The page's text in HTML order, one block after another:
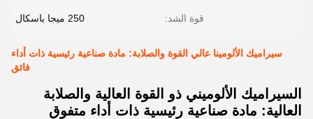
قوة الشد: 250 ميجا باسكال
سيراميك الألومينا عالي القوة والصلابة: مادة صناعية رئيسية ذات أداء
فائق
السيراميك الألوميني ذو القوة العالية والصلابة
العالية: مادة صناعية رئيسية ذات أداء متفوق